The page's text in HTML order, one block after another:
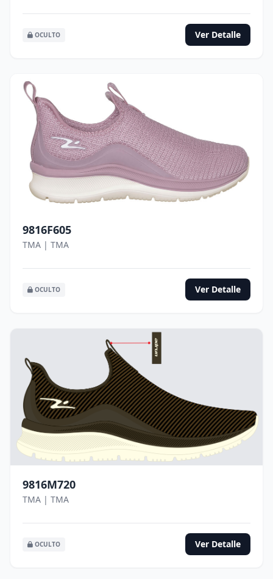
OCULTO Ver Detalle
9816F605
TMA | TMA
OCULTO Ver Detalle
9816M720
TMA | TMA
OCULTO Ver Detalle